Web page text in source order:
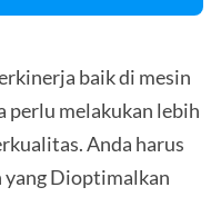
baik di mesin
perlu melakukan lebih
Anda harus
yang Dioptimalkan